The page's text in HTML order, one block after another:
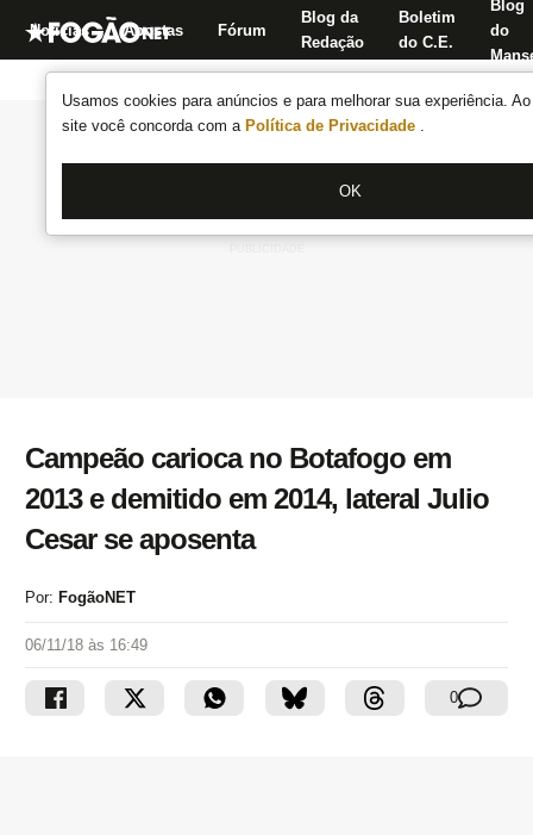
Usamos cookies para anúncios e para melhorar sua experiência.
site você concorda com a Política de Privacidade .
OK
Notícias Apostas Fórum
Blog da
Redação
Boletim
do C.E.
Blog
do
Campeão carioca no Botafogo em
2013 e demitido em 2014, lateral Julio
Cesar se aposenta
Por: FogãoNET
06/11/18 às 16:49
0